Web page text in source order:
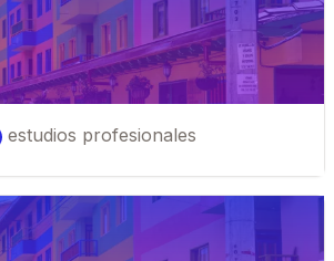
estudios profesionales